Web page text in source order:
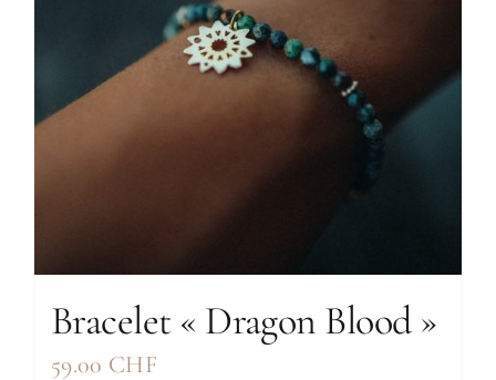
Bracelet « Dragon Blood »
59.00 CHF